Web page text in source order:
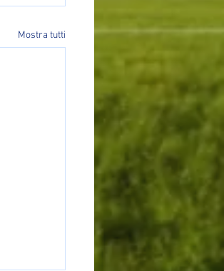
Mostra tutti